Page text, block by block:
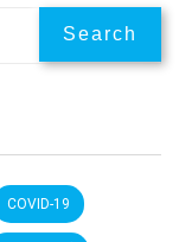
COVID-19